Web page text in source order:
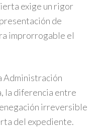
exige un rigor
de
improrrogable el
Administración
la diferencia entre
irreversible
del expediente.